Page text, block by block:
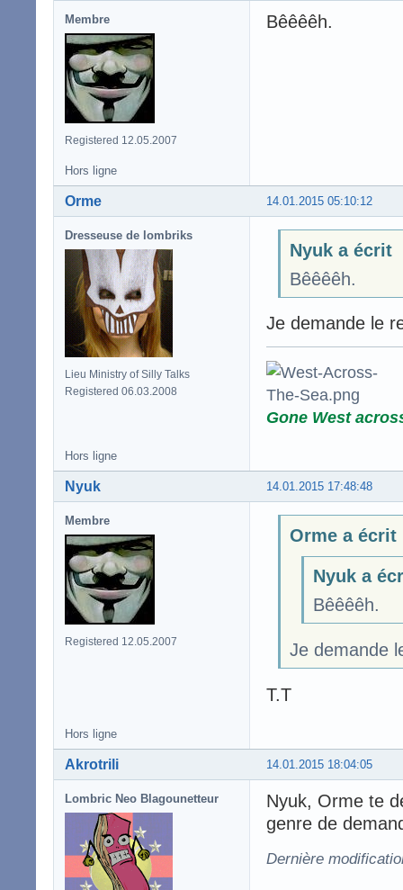
Membre
Registered 12.05.2007
Bêêêêh.
Hors ligne
14.01.2015 05:10:12
Orme
Dresseuse de lombriks
Lieu Ministry of Silly Talks
Registered 06.03.2008
Nyuk a écrit
Bêêêêh.
Je demande le
Gone West
Hors ligne
14.01.2015 17:48:48
Nyuk
Membre
Registered 12.05.2007
Orme a écrit
Nyuk a
Bêêêêh.
Je demande
T.T
Hors ligne
14.01.2015 18:04:05
Akrotrili
Lombric Neo Blagounetteur
Nyuk, Orme te
genre de
Dernière